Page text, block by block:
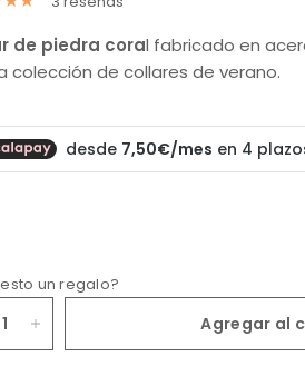
de piedra coral fabricado en
colección de collares de verano.
esto un regalo?
Agregar al